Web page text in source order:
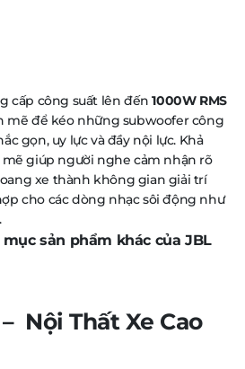
cấp công suất lên đến1000W RMS
mẽ để kéo những subwoofer công
gọn, uy lực và đầy nội lực. Khả
giúp người nghe cảm nhận rõ
xe thành không gian giải trí
cho các dòng nhạc sôi động như
sản phẩm khác của JBL
Nội Thất Xe Cao